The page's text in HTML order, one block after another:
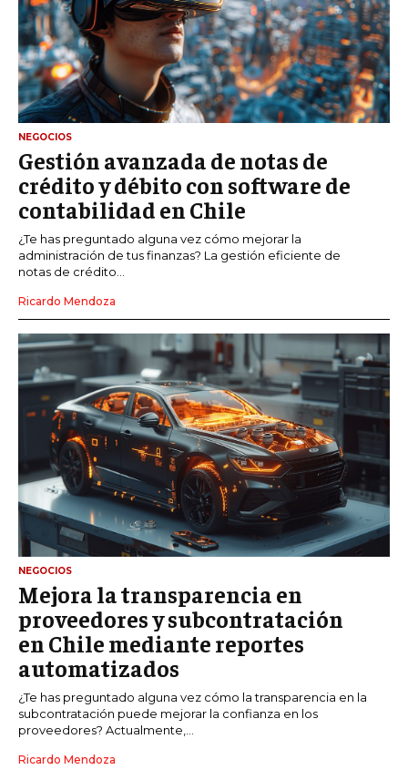
NEGOCIOS
Gestión avanzada de notas de
crédito y débito con software de
contabilidad en Chile
¿Te has preguntado alguna vez cómo mejorar la
administración de tus finanzas? La gestión eficiente de
notas de crédito...
Ricardo Mendoza
NEGOCIOS
Mejora la transparencia en
proveedores y subcontratación
en Chile mediante reportes
automatizados
¿Te has preguntado alguna vez cómo la transparencia en la
subcontratación puede mejorar la confianza en los
proveedores? Actualmente,...
Ricardo Mendoza